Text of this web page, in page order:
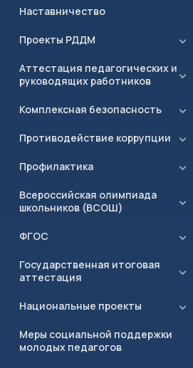
Наставничество
Проекты РДДМ
Аттестация педагогических и
руководящих работников
Комплексная безопасность
Противодействие коррупции
Профилактика
Всероссийская олимпиада
школьников (ВСОШ)
ФГОС
Государственная итоговая
аттестация
Национальные проекты
Меры социальной поддержки
молодых педагогов